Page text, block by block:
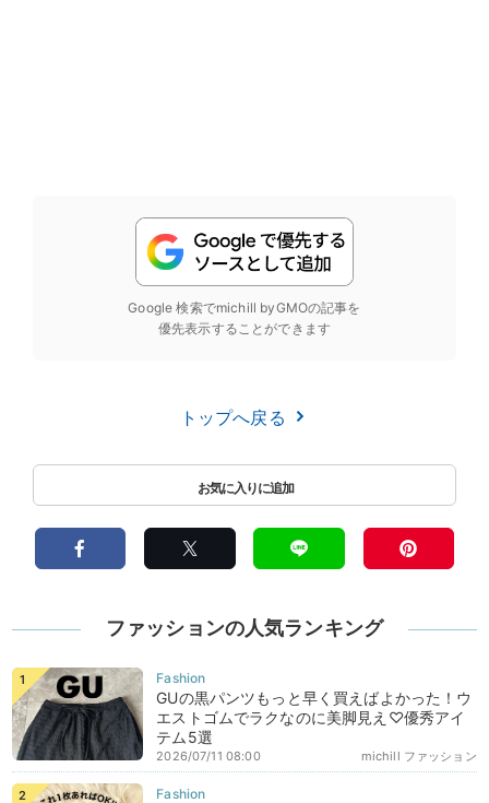
Google 検索でmichill byGMOの記事を
優先表示することができます
トップへ戻る
ファッションの人気ランキング
GUの黒パンツもっと早く買えばよかった！ウ
エストゴムでラクなのに美脚見え♡優秀アイ
テム5選
michill ファッション
2026/07/11 08:00